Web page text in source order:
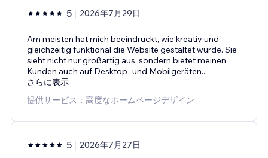
5 2026年7月29日
Am meisten hat mich beeindruckt, wie kreativ und
gleichzeitig funktional die Website gestaltet wurde. Sie
sieht nicht nur großartig aus, sondern bietet meinen
Kunden auch auf Desktop- und Mobilgeräten...
さらに表示
提供サービス：高度なホームページデザイン
5 2026年7月27日